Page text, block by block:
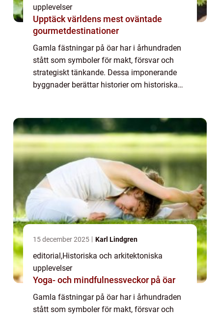
upplevelser
Upptäck världens mest oväntade
gourmetdestinationer
Gamla fästningar på öar har i århundraden
stått som symboler för makt, försvar och
strategiskt tänkande. Dessa imponerande
byggnader berättar historier om historiska
15 december 2025 Karl Lindgren
editorial,Historiska och arkitektoniska
upplevelser
Yoga- och mindfulnessveckor på öar
Gamla fästningar på öar har i århundraden
stått som symboler för makt, försvar och